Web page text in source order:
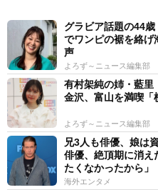
グラビア話題の44歳
でワンピの裾を絡
声
よろず～ニュース編集部
有村架純の姉・藍里
金沢、富山を満喫「
よろず～ニュース編集部
兄3人も俳優、娘は
俳優、絶頂期に消え
たくなかったから」
海外エンタメ